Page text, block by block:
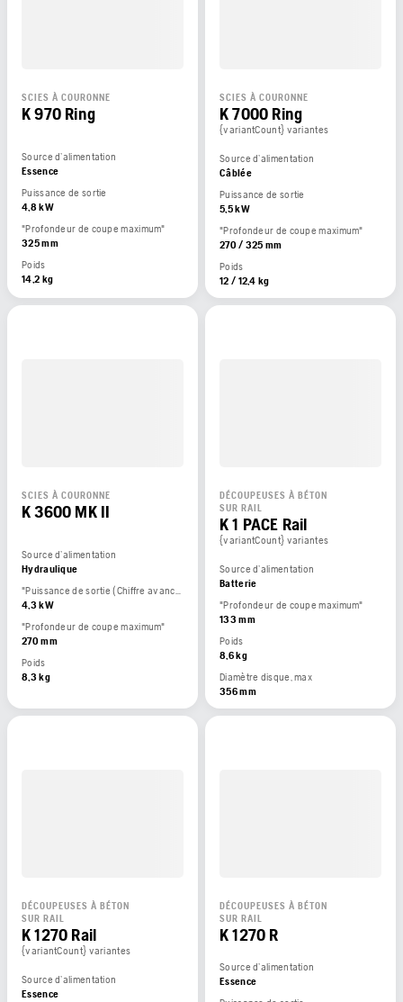
SCIES À COURONNE
K 970 Ring
Source d’alimentation
Essence
Puissance de sortie
4,8 kW
"Profondeur de coupe maximum"
325 mm
Poids
14,2 kg
SCIES À COURONNE
K 7000 Ring
{variantCount} variantes
Source d’alimentation
Câblée
Puissance de sortie
5,5 kW
"Profondeur de coupe maximum"
270 / 325 mm
Poids
12 / 12,4 kg
SCIES À COURONNE
K 3600 MK II
Source d’alimentation
Hydraulique
"Puissance de sortie (Chiffre avancé par le constructeur du moteur.)"
4,3 kW
"Profondeur de coupe maximum"
270 mm
Poids
8,3 kg
DÉCOUPEUSES À BÉTON
SUR RAIL
K 1 PACE Rail
{variantCount} variantes
Source d’alimentation
Batterie
"Profondeur de coupe maximum"
133 mm
Poids
8,6 kg
Diamètre disque, max
356 mm
DÉCOUPEUSES À BÉTON
SUR RAIL
K 1270 Rail
{variantCount} variantes
Source d’alimentation
Essence
DÉCOUPEUSES À BÉTON
SUR RAIL
K 1270 R
Source d’alimentation
Essence